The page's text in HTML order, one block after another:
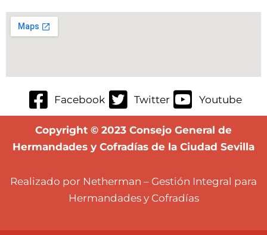
Facebook Twitter Youtube
Copyright © 2023 Consejo General de
Hermandades y Cofradías de la Ciudad Sevilla
Realizado por Netherman – Gestión Integral para
Hermandades y Cofradías